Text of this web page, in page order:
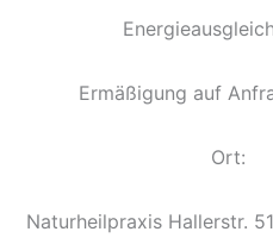
Ermäßigung auf
Ort:
Naturheilpraxis Hallerstr.